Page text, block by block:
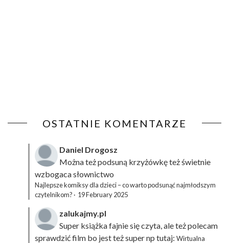
OSTATNIE KOMENTARZE
Daniel Drogosz
Można też podsuną krzyżówkęteż świetnie
wzbogaca słownictwo
Najlepsze komiksy dla dzieci – co warto podsunąć najmłodszym
czytelnikom? · 19 February 2025
zalukajmy.pl
Super książka fajnie się czyta, ale też polecam
sprawdzić film bo jest też super np tutaj: Wirtualna